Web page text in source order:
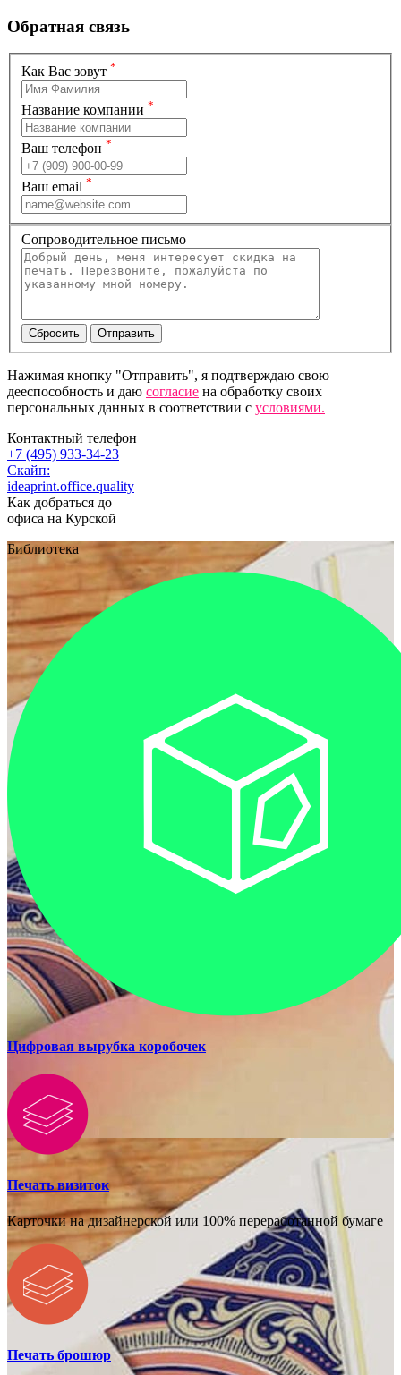
Обратная связь
Как Вас зовут *
Название компании *
Ваш телефон *
Ваш email *
Сопроводительное письмо
Нажимая кнопку "Отправить", я подтверждаю свою
дееспособность и даю согласие на обработку своих
персональных данных в соответствии с условиями.
Контактный телефон
+7 (495) 933-34-23
Скайп:
ideaprint.office.quality
Как добраться до
офиса на Курской
Библиотека
Цифровая вырубка коробочек
Печать визиток
Карточки на дизайнерской или 100% переработанной бумаге
Печать брошюр